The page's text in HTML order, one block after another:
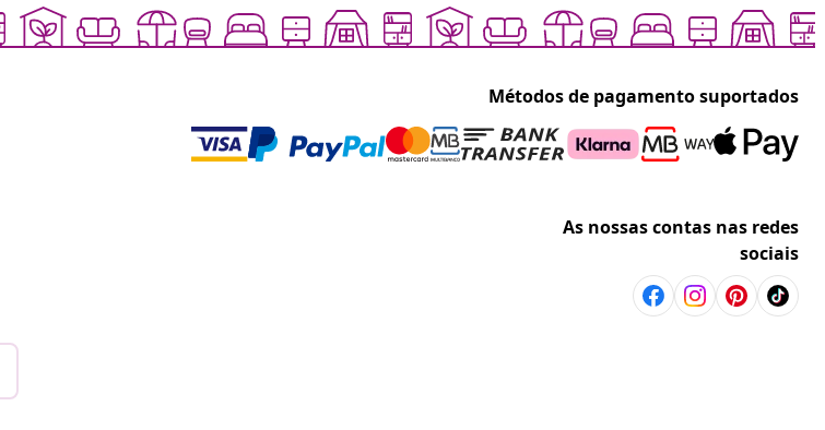
Métodos de pagamento suportados
As nossas contas nas redes
sociais